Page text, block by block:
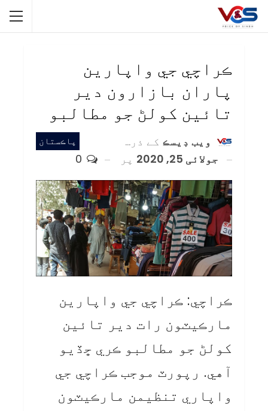
ڪراچي جي واپارين
پاران بازارون دير
تائين کولڻ جو مطالبو
پاڪستان ويب ڊيسڪ کے ذریعہ
جولائی 25, 2020
پر
ڪراچي: ڪراچي جي واپارين
مارڪيٽون رات دير تائين
کولڻ جو مطالبو ڪري ڇڏيو
آهي. رپورٽ موجب ڪراچي جي
واپاري تنظيمن مارڪيٽون